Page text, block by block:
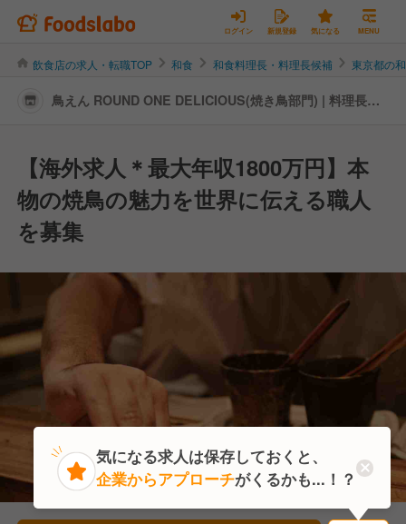
ログイン 新規登録 気になる MENU
飲食店の求人・転職TOP 和食 和食料理長・料理長候補 東京都の
鳥えん ROUND ONE DELICIOUS(焼き鳥部門) | 料理長・
【海外求人＊最大年収1800万円】本
物の焼鳥の魅力を世界に伝える職人
を募集
気になる求人は保存しておくと、
企業からアプローチがくるかも...！？